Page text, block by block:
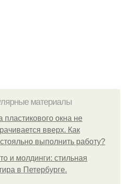
материалы
пластикового окна не
вверх. Как
выполнить работу?
и молдинги: стильная
в Петербурге.